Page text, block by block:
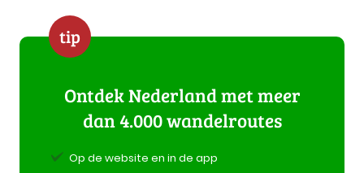
tip
Ontdek Nederland met meer
dan 4.000 wandelroutes
Op de website en in de app